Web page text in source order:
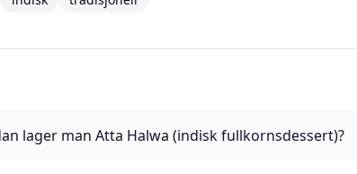
lager man Atta Halwa (indisk fullkornsdessert)?